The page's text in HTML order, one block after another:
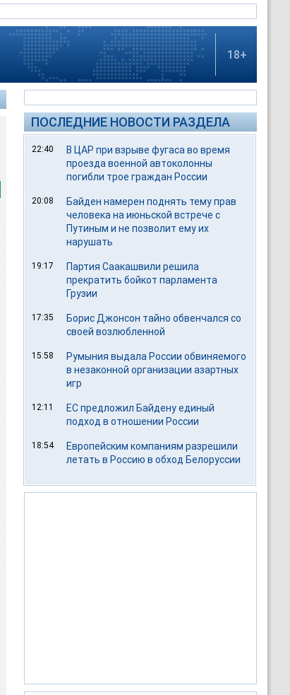
18+
ПОСЛЕДНИЕ НОВОСТИ РАЗДЕЛА
22:40
В ЦАР при взрыве фугаса во время
проезда военной автоколонны
погибли трое граждан России
20:08
Байден намерен поднять тему прав
человека на июньской встрече с
Путиным и не позволит ему их
нарушать
19:17
Партия Саакашвили решила
прекратить бойкот парламента
Грузии
17:35
Борис Джонсон тайно обвенчался со
своей возлюбленной
15:58
Румыния выдала России обвиняемого
в незаконной организации азартных
игр
12:11
ЕС предложил Байдену единый
подход в отношении России
18:54
Европейским компаниям разрешили
летать в Россию в обход Белоруссии